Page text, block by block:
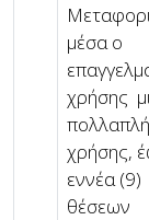
μέσα o
χρήσης
χρήσης,
εννέα (9)
θέσεων